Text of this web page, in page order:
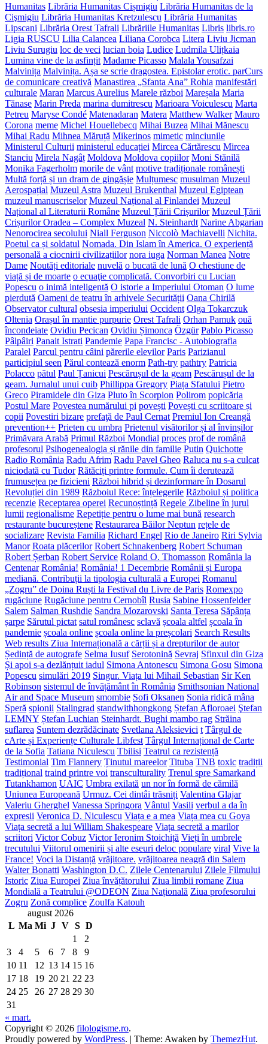
Humanitas Librăria Humanitas Cișmigiu Librăria Humanitas de la
Cişmigiu Librăria Humanitas Kretzulescu Librăria Humanitas
Lipscani Librăria Orest Tafrali Librăriile Humanitas Libris libris.ro
Ligia RUSCU Lilia Calancea Liliana Corobca Litera Liviu Jicman
Liviu Surugiu loc de veci lucian boia Ludice Ludmila Ulițkaia
Lumina vine de la asfințit Madame Picasso Malala Yousafzai
Malvinița Malvinița. Așa se scrie dragostea. Epistolar erotic. parCurs
de comunicare creativă Manastirea „Sfanta Ana” Rohia manifestări
culturale Maran Marcus Aurelius Marele război Mareșala Maria
Tănase Marin Preda marina dumitrescu Marioara Voiculescu Marta
Petreu Maryse Condé Matenadaran Matera Matthew Walker Mauro
Corona meme Michel Houellebecq Mihai Buzea Mihai Mănescu
Mihai Radu Mihnea Măruță Mikerinos mimetic minciunile
Ministerul Culturii ministerul educației Mircea Cărtărescu Mircea
Stanciu Mirela Nagâț Moldova Moldova copiilor Moni Stănilă
Monika Fagerholm morile de vânt motive tradiționale românești
Multă forță și un dram de gingășie Mulțumesc musulman Muzeul
Aerospațial Muzeul Astra Muzeul Brukenthal Muzeul Egiptean
muzeul manuscriselor Muzeul Național al Finlandei Muzeul
Național al Literaturii Române Muzeul Țării Crișurilor Muzeul Țării
Crișurilor Oradea – Complex Muzeal N. Steinhardt Narine Abgarian
Nenorocirea secolului Niall Ferguson Niccolò Machiavelli Nichita.
Poetul ca și soldatul Nomada. Din Islam în America. O experiență
personală a ciocnirii civilizațiilor nora iuga Norman Manea Notre
Dame Noutăți editoriale nuvelă o bucată de lună O chestiune de
viață și de moarte o ecuaţie complicată. Convorbiri cu Lucian
Popescu o inimă inteligentă O istorie a Imperiului Otoman O lume
pierdută Oameni de teatru în arhivele Securității Oana Chirilă
Observator cultural obsesia imperiului Occident Olga Tokarczuk
Oltenia Orașul în mantie purpurie Orest Tafrali Orhan Pamuk ouă
încondeiate Ovidiu Pecican Ovidiu Șimonca Özgür Pablo Picasso
Pâlpâiri Panait Istrati Pandemie Papa Francisc - Autobiografia
Paralel Parcul pentru câini părerile elevilor Paris Parizianul
participiul seen Părul contează enorm Path-try pathtry Patricia
Polacco pătul Paul Țanicui Pescărușul de la geam Pescărușul de la
geam. Jurnalul unui cuib Phillippa Gregory Piața Sfatului Pietro
Greco Piramidele din Giza Pluto în Scorpion Polirom popicăria
Postul Mare Povestea numărului pi povești Povești cu scriitoare și
copii Povestiri bizare prefaţă de Paul Cernat Premiul Ion Creangă
prevention++ Prieten cu umbra Prietenul visătorilor și al învinșilor
Primăvara Arabă Primul Război Mondial proces prof de română
profesorul Psihogenealogia și rănile din familie Putin Quichotte
Radio România Radu Afrim Radu Pavel Gheo Raluca nu s-a culcat
niciodată cu Tudor Rătăciți printre formule. Cum îi derutează
frumusețea pe fizicieni Război hibrid și dezinformare în Dosarul
Revoluției din 1989 Războiul Rece: înțelegerile Războiul și politica
recenzie Receptarea operei Recunoștință Regele Zibeline în jurul
lumii regionalisme Repetiție pentru o lume mai bună research
restaurante bucureștene Restaurarea Băilor Neptun rețele de
socializare Revista Familia Richard Engel Rio de Janeiro Riri Sylvia
Manor Roata plăcerilor Robert Schnakenberg Robert Schuman
Robert Șerban Robert Service Roland O. Thomasson România la
Centenar România! România! 1 Decembrie Românii și Europa
mediană. Contribuții la tipologia culturală a Europei Romanul
„Zogru” de Doina Ruști la Festival du Livre de Paris Romexpo
rugăciune Rugăciune pentru Cernobîl Rusia Sabine Hossenfelder
Salem Salman Rushdie Sandra Mozarovski Santa Teresa Săpânța
șarpe Sărutul pictat satul românesc sclavă școala altfel școala în
pandemie școala online școala online la preșcolari Search Results
Web results Ziua Internațională a cărții și a drepturilor de autor
Ședință de autografe Selma Iusuf Serotonină Sevraj Sfinxul din Giza
Și apoi s-a dezlănțuit iadul Simona Antonescu Simona Gosu Simona
Popescu simulări 2019 Singur. Viața lui Mihail Sebastian Sir Ken
Robinson sistemul de învățământ în România Smithsonian National
Air and Space Museum smombie Sofi Oksanen Sonia ridică mâna
Speră spionii Stalingrad standwithhongkong Ștefan Afloroaei Ştefan
LEMNY Ștefan Luchian Steinhardt. Bughi mambo rag Străina
suflarea Suntem dezrădăcinate Svetlana Aleksievici t Târgul de
cArte și Experiențe Culturale Libfest Târgul Internațional de Carte
de la Sofia Tatiana Niculescu Tbilisi Teatrul ca rezistență
Testimonial Tim Flannery Ținutul mareelor Tituba TNB toxic tradiții
tradițional traind printre voi transculturality Trenul spre Samarkand
Tutankhamon UAIC Umbra exilată un nor în formă de cămilă
Uniunea Europeană Urmuz. Cei dintâi trăsniți Valentina Glajar
Valeriu Gherghel Vanessa Springora Vântul Vasili verbul a da în
expresii Veronica D. Niculescu Viața e a mea Viața mea cu Goya
Viața secretă a lui William Shakespeare Viața secretă a marilor
scriitori Victor Cobuz Victor Ieronim Stoichiță Vieți în umbrele
trecutului Viitorul omenirii și alte eseuri deloc populare viral Vive la
France! Voci la Distanță vrăjitoare. vrăjitoarea neagră din Salem
Walter Bonatti Washington D.C. Zilele Centenarului Zilele Filmului
Istoric Ziua Europei Ziua învățătorului Ziua limbii romane Ziua
Mondială a Teatrului @ODEON Ziua Națională Ziua profesorului
Zogru Zonă complice Zoulfa Katouh
august 2026
L Ma Mi J V S D
1
2
3
4 5 6 7 8
9
10 11 12 13 14 15 16
17 18 19 20 21 22 23
24 25 26 27 28 29 30
31
« mart.
Copyright © 2026 filologisme.ro.
Proudly powered by WordPress. | Theme: Awaken by ThemezHut.